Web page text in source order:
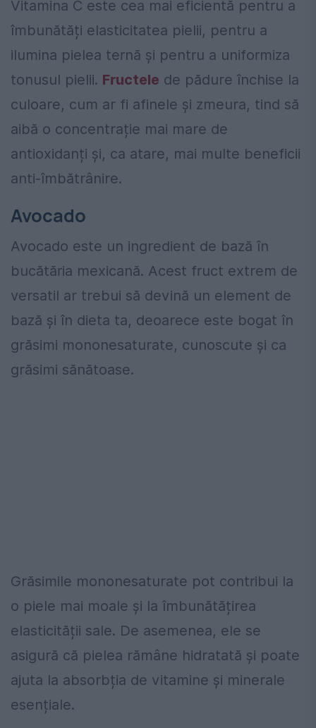
Vitamina C este cea mai eficientă pentru a
îmbunătăți elasticitatea pielii, pentru a
ilumina pielea ternă și pentru a uniformiza
tonusul pielii. Fructele de pădure închise la
culoare, cum ar fi afinele și zmeura, tind să
aibă o concentrație mai mare de
antioxidanți și, ca atare, mai multe beneficii
anti-îmbătrânire.
Avocado
Avocado este un ingredient de bază în
bucătăria mexicană. Acest fruct extrem de
versatil ar trebui să devină un element de
bază și în dieta ta, deoarece este bogat în
grăsimi mononesaturate, cunoscute și ca
grăsimi sănătoase.
Grăsimile mononesaturate pot contribui la
o piele mai moale și la îmbunătățirea
elasticității sale. De asemenea, ele se
asigură că pielea rămâne hidratată și poate
ajuta la absorbția de vitamine și minerale
esențiale.